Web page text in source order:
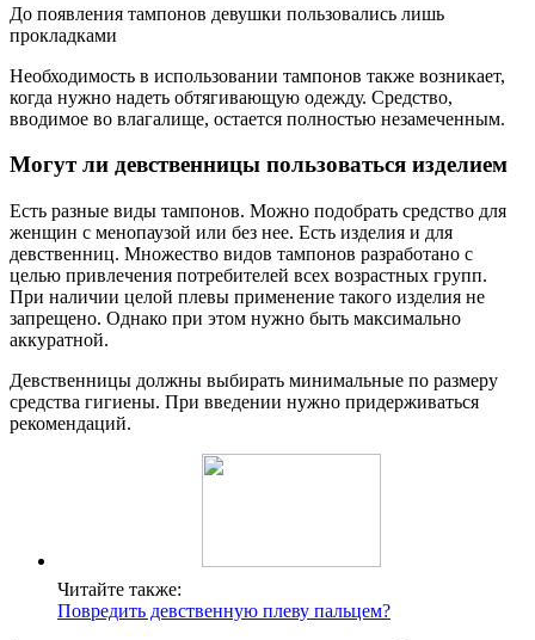
До появления тампонов девушки пользовались лишь
прокладками
Необходимость в использовании тампонов также возникает,
когда нужно надеть обтягивающую одежду. Средство,
вводимое во влагалище, остается полностью незамеченным.
Могут ли девственницы пользоваться изделием
Есть разные виды тампонов. Можно подобрать средство для
женщин с менопаузой или без нее. Есть изделия и для
девственниц. Множество видов тампонов разработано с
целью привлечения потребителей всех возрастных групп.
При наличии целой плевы применение такого изделия не
запрещено. Однако при этом нужно быть максимально
аккуратной.
Девственницы должны выбирать минимальные по размеру
средства гигиены. При введении нужно придерживаться
рекомендаций.
Читайте также:
Повредить девственную плеву пальцем?